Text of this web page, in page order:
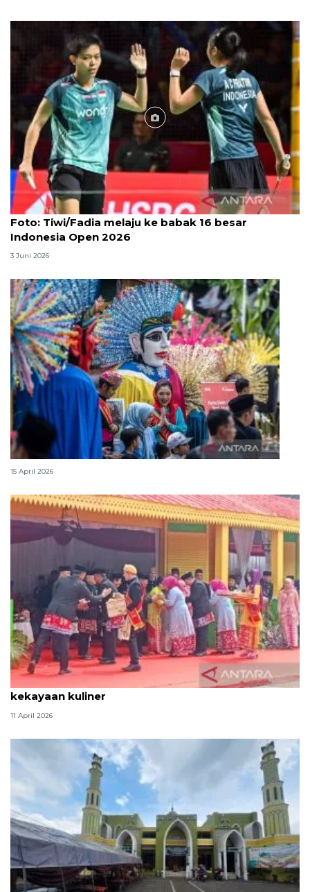
Foto
Foto: Tiwi/Fadia melaju ke babak 16 besar
Indonesia Open 2026
3 Juni 2026
Lebaran Betawi, harmoni tradisi dan kota global
15 April 2026
Tradisi hantaran Lebaran Betawi simbol bakti dan
kekayaan kuliner
11 April 2026